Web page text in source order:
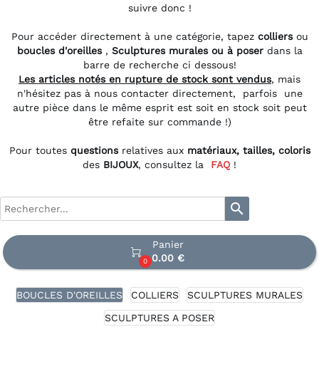
suivre donc !
Pour accéder directement à une catégorie, tapez colliers ou
boucles d'oreilles, Sculptures murales ou à poserdans la
barre de recherche ci dessous!
Les articles notés en rupture de stock sont vendus, mais
n'hésitez pas à nous contacter directement, parfois une
autre pièce dans le même esprit est soit en stock soit peut
être refaite sur commande !)
Pour toutesquestionsrelatives aux matériaux, tailles, coloris
des BIJOUX, consultez la FAQ !
search

0
Panier
0.00 €
BOUCLES D'OREILLES COLLIERS
SCULPTURES MURALES
SCULPTURES A POSER